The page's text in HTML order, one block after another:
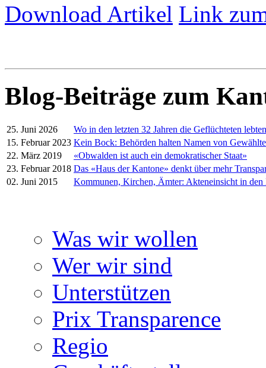
Download Artikel Link
Blog-Beiträge zum
25. Juni 2026
Wo in den letzten 32 Jahren die Geflüchteten lebten
15. Februar 2023 Kein Bock: Behörden halten Namen von
22. März 2019
«Obwalden ist auch ein demokratischer Staat»
23. Februar 2018 Das «Haus der Kantone» denkt über mehr
02. Juni 2015
Kommunen, Kirchen, Ämter: Akteneinsicht in den
Was wir wollen
Wer wir sind
Unterstützen
Prix Transparence
Regio